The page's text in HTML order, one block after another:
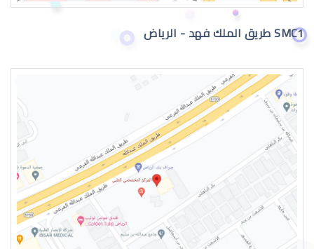
اسباب الماء الازرق بالعين
علاج الماء الازرق بالعين
SMC1 طريق الملك فهد - الرياض